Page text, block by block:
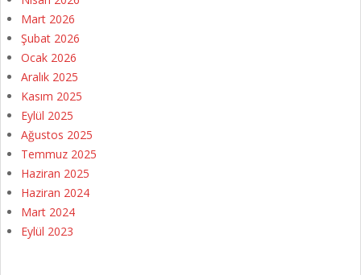
Mart 2026
Şubat 2026
Ocak 2026
Aralık 2025
Kasım 2025
Eylül 2025
Ağustos 2025
Temmuz 2025
Haziran 2025
Haziran 2024
Mart 2024
Eylül 2023